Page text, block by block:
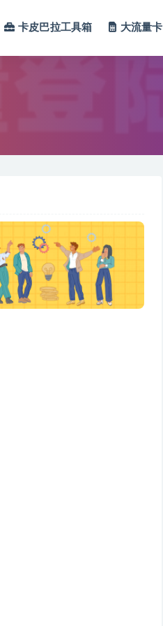
卡皮巴拉工具箱 大流量卡